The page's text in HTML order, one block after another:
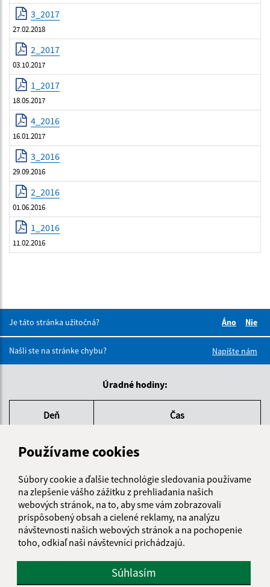
Používame cookies
Súbory cookie a ďalšie technológie sledovania používame
na zlepšenie vášho zážitku z prehliadania našich
webových stránok, na to, aby sme vám zobrazovali
prispôsobený obsah a cielené reklamy, na analýzu
návštevnosti našich webových stránok a na pochopenie
toho, odkiaľ naši návštevníci prichádzajú.
Súhlasím
3_2017
27.02.2018
2_2017
03.10.2017
1_2017
18.05.2017
4_2016
16.01.2017
3_2016
29.09.2016
2_2016
01.06.2016
1_2016
11.02.2016
Je táto stránka užitočná?
Áno
Nie
Našli ste na stránke chybu?
Napíšte nám
Úradné hodiny:
Deň Čas
Pondelok
Utorok 8.00-12.00, 13.00-15.00
Streda 8.00-12.00, 13.00-16.30
Štvrtok 8.00-12.00
Piatok 8.00-12.00